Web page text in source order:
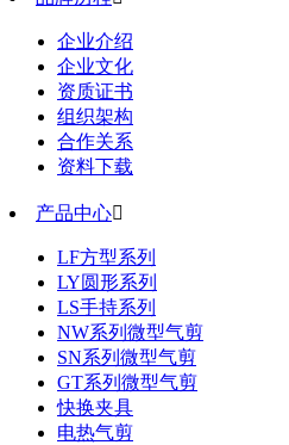
企业介绍
企业文化
资质证书
组织架构
合作关系
资料下载
产品中心
LF方型系列
LY圆形系列
LS手持系列
NW系列微型气剪
SN系列微型气剪
GT系列微型气剪
快换夹具
电热气剪